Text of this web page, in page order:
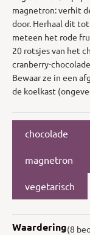
magnetron: verhit
door. Herhaal dit
meteen het rode
20 rotsjes van het
cranberry-
Bewaar ze in een
de koelkast
chocolade
magnetron
vegetarisch
Waardering(8